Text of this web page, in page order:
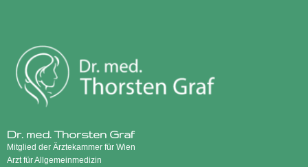
Dr. med. Thorsten Graf
Mitglied der Ärztekammer für Wien
Arzt für Allgemeinmedizin